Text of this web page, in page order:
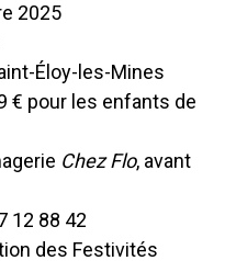
2025
Éloy-les-Mines
€ pour les enfants de
Chez Flo, avant
12 88 42
des Festivités